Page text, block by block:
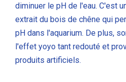
diminuer le pH de l'eau. C'est
extrait du bois de chêne qui
pH dans l'aquarium. De plus,
l'effet yoyo tant redouté et
produits artificiels.